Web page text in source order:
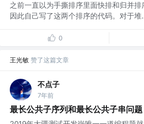
之前一直以为手撕排序里面快排和归并排
因此自己写了这两个排序的代码。对于堆
0
王光敏 赞了这篇文章
不点子
7年前
最长公共子序列和最长公共子串问题